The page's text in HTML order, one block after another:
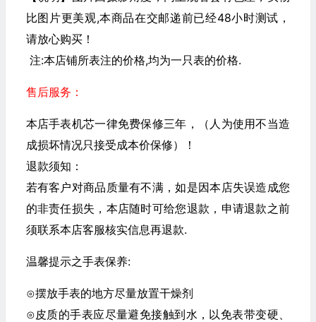
比图片更美观,本商品在交邮递前已经48小时测试，
请放心购买！
注:本店铺所表注的价格,均为一只表的价格.
售后服务：
本店手表机芯一律免费保修三年，（人为使用不当造
成损坏情况只接受成本价保修）！
退款须知：
若有客户对商品质量有不满，如是因本店失误造成您
的非责任损失，本店随时可给您退款，申请退款之前
须联系本店客服核实信息再退款.
温馨提示之手表保养:
⊙摆放手表的地方尽量放置干燥剂
⊙皮质的手表应尽量避免接触到水，以免表带变硬、